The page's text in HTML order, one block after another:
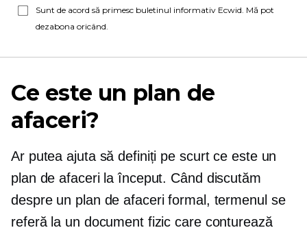
Sunt de acord să primesc buletinul informativ Ecwid. Mă pot
dezabona oricând.
Ce este un plan de
afaceri?
Ar putea ajuta să definiți pe scurt ce este un
plan de afaceri la început. Când discutăm
despre un plan de afaceri formal, termenul se
referă la un document fizic care conturează